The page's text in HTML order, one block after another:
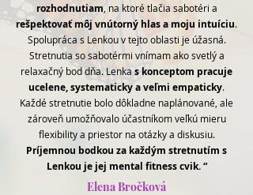
rozhodnutiam , na ktoré tlačia sabotéri a
rešpektovať môj vnútorný hlas a moju intuíciu.
Spolupráca s Lenkou v tejto oblasti je úžasná.
Stretnutia so sabotérmi vnímam ako svetlý a
relaxačný bod dňa. Lenka s konceptom pracuje
ucelene, systematicky a veľmi empaticky.
Každé stretnutie bolo dôkladne naplánované, ale
zároveň umožňovalo účastníkom veľkú mieru
flexibility a priestor na otázky a diskusiu.
Príjemnou bodkou za každým stretnutím s
Lenkou je jej mental fitness cvik. “
Elena Bročková